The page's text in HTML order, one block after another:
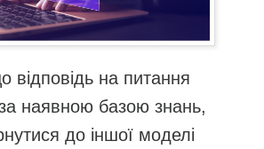
відповідь на питання
наявною базою знань,
до іншої моделі